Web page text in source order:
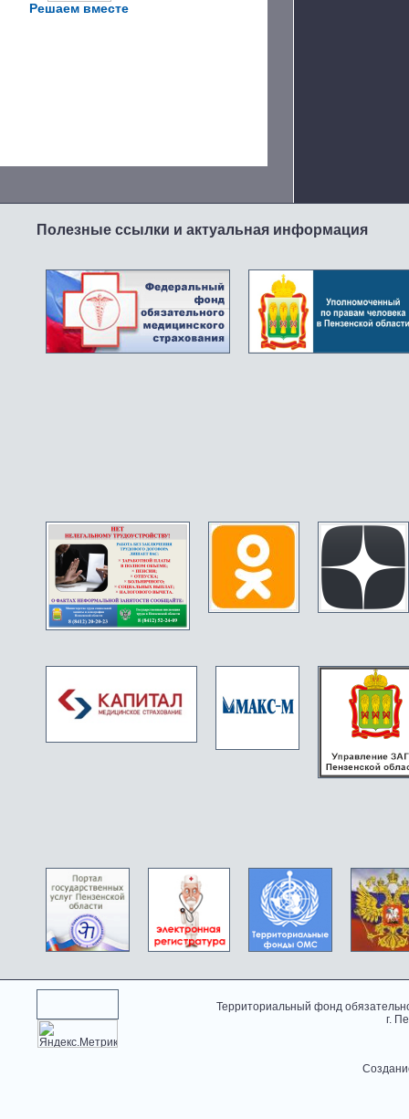
Решаем вместе
Полезные ссылки и актуальная информация
Территориальный фонд
г.